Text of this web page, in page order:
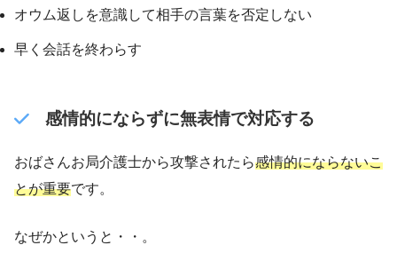
オウム返しを意識して相手の言葉を否定しない
早く会話を終わらす
感情的にならずに無表情で対応する
おばさんお局介護士から攻撃されたら感情的にならないこ
とが重要です。
なぜかというと・・。